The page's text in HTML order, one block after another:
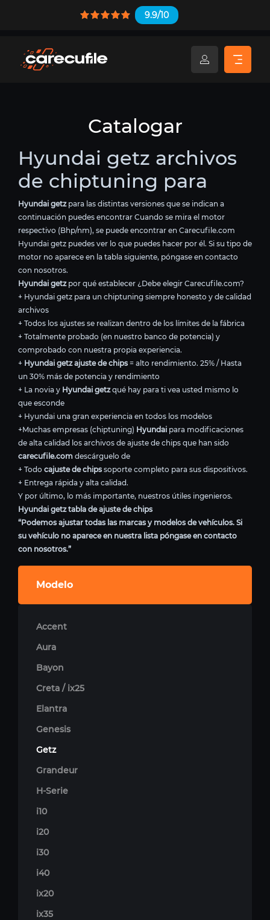
9.9/10
Catalogar
Hyundai getz archivos
de chiptuning para
Hyundai getzpara las distintas versiones que se indican a
continuación puedes encontrar Cuando se mira el motor
respectivo (Bhp/nm), se puede encontrar en Carecufile.com
Hyundai getz puedes ver lo que puedes hacer por él. Si su tipo de
motor no aparece en la tabla siguiente, póngase en contacto
con nosotros.
Hyundai getzpor qué establecer ¿Debe elegir Carecufile.com?
+ Hyundai getz para un chiptuning siempre honesto y de calidad
archivos
+ Todos los ajustes se realizan dentro de los límites de la fábrica
+ Totalmente probado (en nuestro banco de potencia) y
comprobado con nuestra propia experiencia.
+ Hyundai getz ajuste de chips = alto rendimiento. 25% / Hasta
un 30% más de potencia y rendimiento
+ La novia y Hyundai getzqué hay para ti vea usted mismo lo
que esconde
+ Hyundai una gran experiencia en todos los modelos
+Muchas empresas (chiptuning) Hyundai para modificaciones
de alta calidad los archivos de ajuste de chips que han sido
carecufile.com descárguelo de
+ Todo cajuste de chips soporte completo para sus dispositivos.
+ Entrega rápida y alta calidad.
Y por último, lo más importante, nuestros útiles ingenieros.
Hyundai getz tabla de ajuste de chips
“Podemos ajustar todas las marcas y modelos de vehículos. Si
su vehículo no aparece en nuestra lista póngase en contacto
con nosotros.”
Modelo
Accent
Aura
Bayon
Creta / ix25
Elantra
Genesis
Getz
Grandeur
H-Serie
i10
i20
i30
i40
ix20
ix35